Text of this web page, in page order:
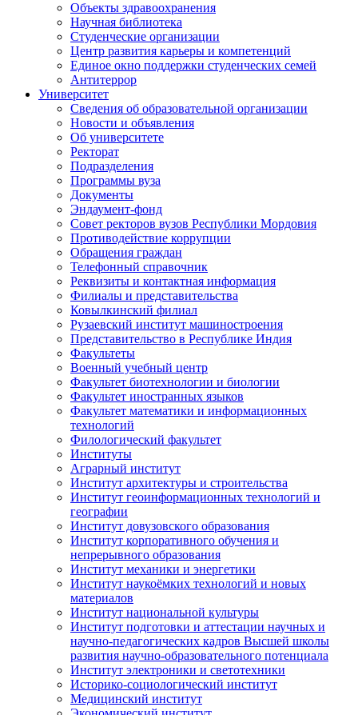
Объекты здравоохранения
Научная библиотека
Студенческие организации
Центр развития карьеры и компетенций
Единое окно поддержки студенческих семей
Антитеррор
Университет
Сведения об образовательной организации
Новости и объявления
Об университете
Ректорат
Подразделения
Программы вуза
Документы
Эндаумент-фонд
Совет ректоров вузов Республики Мордовия
Противодействие коррупции
Обращения граждан
Телефонный справочник
Реквизиты и контактная информация
Филиалы и представительства
Ковылкинский филиал
Рузаевский институт машиностроения
Представительство в Республике Индия
Факультеты
Военный учебный центр
Факультет биотехнологии и биологии
Факультет иностранных языков
Факультет математики и информационных
технологий
Филологический факультет
Институты
Аграрный институт
Институт архитектуры и строительства
Институт геоинформационных технологий и
географии
Институт довузовского образования
Институт корпоративного обучения и
непрерывного образования
Институт механики и энергетики
Институт наукоёмких технологий и новых
материалов
Институт национальной культуры
Институт подготовки и аттестации научных и
научно-педагогических кадров Высшей школы
развития научно-образовательного потенциала
Институт электроники и светотехники
Историко-социологический институт
Медицинский институт